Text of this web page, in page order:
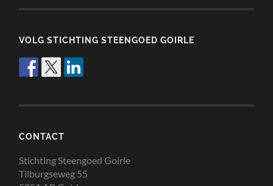
VOLG STICHTING STEENGOED GOIRLE
CONTACT
Stichting Steengoed Goirle
Tilburgseweg 55